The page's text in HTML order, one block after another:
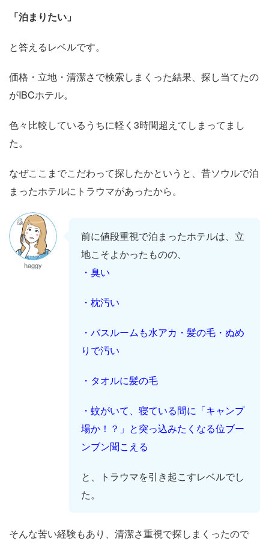
「泊まりたい」
と答えるレベルです。
価格・立地・清潔さで検索しまくった結果、探し当てたの
がIBCホテル。
色々比較しているうちに軽く3時間超えてしまってまし
た。
なぜここまでこだわって探したかというと、昔ソウルで泊
まったホテルにトラウマがあったから。
haggy
前に値段重視で泊まったホテルは、立
地こそよかったものの、
・臭い
・枕汚い
・バスルームも水アカ・髪の毛・ぬめ
りで汚い
・タオルに髪の毛
・蚊がいて、寝ている間に「キャンプ
場か！？」と突っ込みたくなる位ブー
ンブン聞こえる
と、トラウマを引き起こすレベルでし
た。
そんな苦い経験もあり、清潔さ重視で探しまくったので